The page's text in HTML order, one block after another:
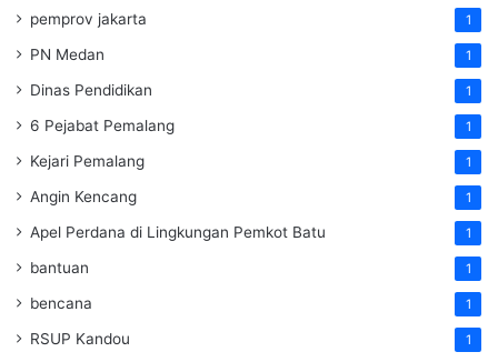
pemprov jakarta 1
PN Medan 1
Dinas Pendidikan 1
6 Pejabat Pemalang 1
Kejari Pemalang 1
Angin Kencang 1
Apel Perdana di Lingkungan Pemkot Batu 1
bantuan 1
bencana 1
RSUP Kandou 1